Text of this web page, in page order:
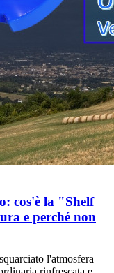
cos'è la "Shelf
e perché non
l'atmosfera